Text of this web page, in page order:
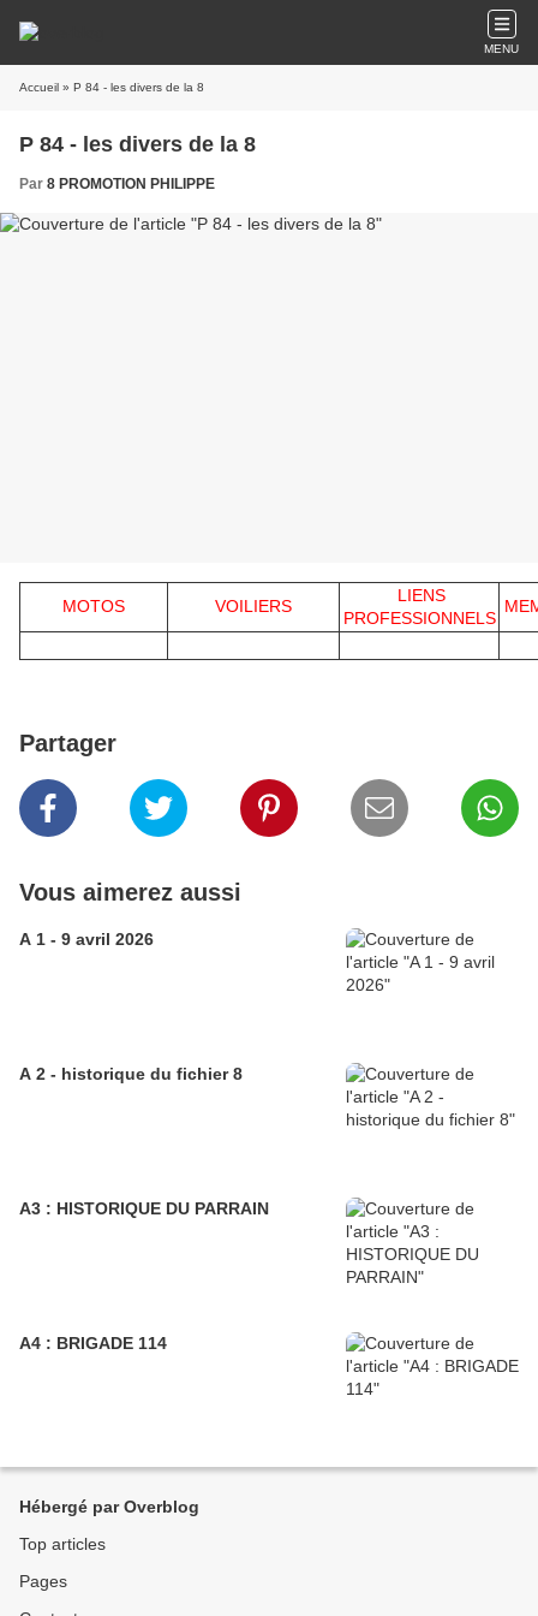
MENU
Accueil » P 84 - les divers de la 8
P 84 - les divers de la 8
Par 8 PROMOTION PHILIPPE
MOTOS VOILIERS
LIENS
PROFESSIONNELS
Partager
Vous aimerez aussi
A 1 - 9 avril 2026
A 2 - historique du fichier 8
A3 : HISTORIQUE DU PARRAIN
A4 : BRIGADE 114
Hébergé par Overblog
Top articles
Pages